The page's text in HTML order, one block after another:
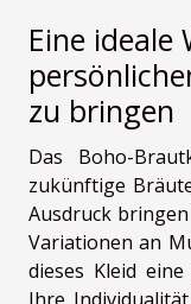
Eine ideale
zu bringen
Das Boho-
zukünftige
Ausdruck
Variationen an
dieses Kleid